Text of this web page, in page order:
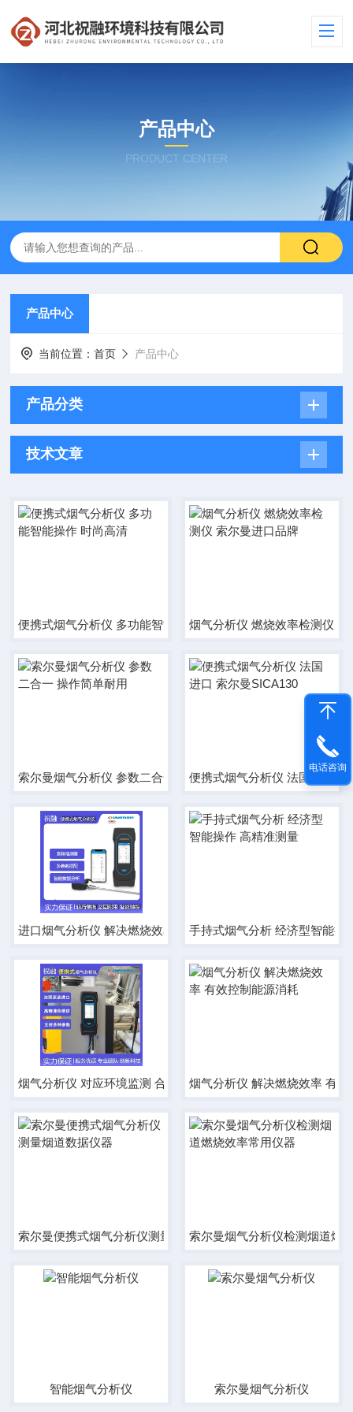
产品中心
PRODUCT CENTER
产品中心
当前位置：首页 产品中心
产品分类
技术文章
便携式烟气分析仪 多功能智能操作 时尚高清烟气分析仪 燃烧效率检测仪
索尔曼烟气分析仪 参数二合一 操作简单耐用便携式烟气分析仪 法国进口 索
进口烟气分析仪 解决燃烧效率 有效控制环保手持式烟气分析 经济型智能操
烟气分析仪 对应环境监测 合理控制能源消耗烟气分析仪 解决燃烧效率 有
索尔曼便携式烟气分析仪测量烟道数据仪器索尔曼烟气分析仪检测烟道燃
智能烟气分析仪 索尔曼烟气分析仪
电话咨询